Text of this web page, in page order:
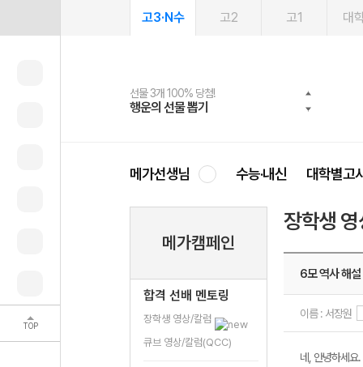
TOP
고3·N수 고2 고1 대
선물 3개 100% 당첨!
행운의 선물 뽑기
선물 100% 증정!
메가스터디 X 올리브
여름방학 스터디 캐시백
메가런 썸머스쿨
2027 러셀 단과
강사 공개선발
스마트러닝앱
설문 EVENT
메가패스
3일 무료 체험권
메가패스 수강생 무료혜택!
메가클럽 멤버십
사회공헌 캠페인
희망이룸 메가나눔
메가선생님 수능·내신 대학별고
메가캠페인
합격 선배 멘토링
장학생 영상/칼럼
큐브 영상/칼럼(QCC)
장학생
6모 역사 해설
이름 : 서장원
네, 안녕하세요